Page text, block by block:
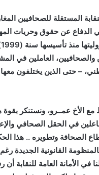
المستقلة للصحافيين
الدفاع عن حقوق وحريات
والصحافيين، العاملين في
– حتى الذين يختلفون معها
مع الأخ عمــرو، ونستنكر بقوة
في الحقل الصحافي
الصحافة وتطويره .. هذا
القانونية الجديدة
في الأمانة العامة للنقابة أن